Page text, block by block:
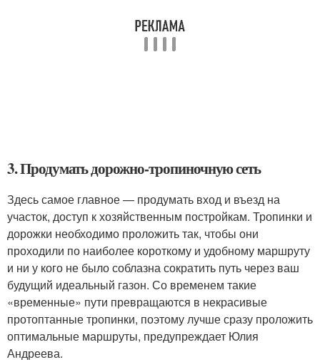
3. Продумать дорожно-тропиночную сеть
Здесь самое главное — продумать вход и въезд на
участок, доступ к хозяйственным постройкам. Тропинки и
дорожки необходимо проложить так, чтобы они
проходили по наиболее короткому и удобному маршруту
и ни у кого не было соблазна сократить путь через ваш
будущий идеальный газон. Со временем такие
«временные» пути превращаются в некрасивые
протоптанные тропинки, поэтому лучше сразу проложить
оптимальные маршруты, предупреждает Юлия
Андреева.